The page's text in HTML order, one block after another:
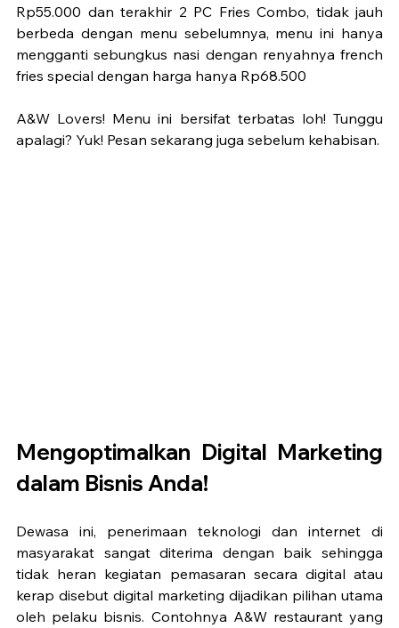
Rp55.000 dan terakhir 2 PC Fries Combo, tidak jauh
berbeda dengan menu sebelumnya, menu ini hanya
mengganti sebungkus nasi dengan renyahnya french
fries special dengan harga hanya Rp68.500
A&W Lovers! Menu ini bersifat terbatas loh! Tunggu
apalagi? Yuk! Pesan sekarang juga sebelum kehabisan.
Mengoptimalkan Digital Marketing
dalam Bisnis Anda!
Dewasa ini, penerimaan teknologi dan internet di
masyarakat sangat diterima dengan baik sehingga
tidak heran kegiatan pemasaran secara digital atau
kerap disebut digital marketing dijadikan pilihan utama
oleh pelaku bisnis. Contohnya A&W restaurant yang